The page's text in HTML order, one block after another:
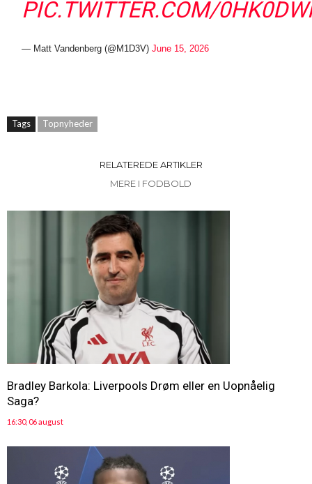
PIC.TWITTER.COM/
— Matt Vandenberg (@M1D3V)June 15, 2026
Tags Topnyheder
RELATEREDE ARTIKLER
MERE I FODBOLD
Bradley Barkola: Liverpools Drøm eller en Uopnåelig
Saga?
16:30, 06 august